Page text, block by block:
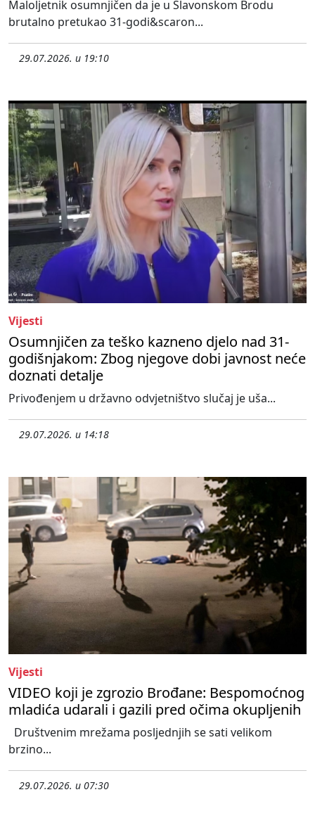
Maloljetnik osumnjičen da je u Slavonskom Brodu
brutalno pretukao 31-godi&scaron...
29.07.2026. u 19:10
Vijesti
Osumnjičen za teško kazneno djelo nad 31-
godišnjakom: Zbog njegove dobi javnost neće
doznati detalje
Privođenjem u državno odvjetništvo slučaj je uša...
29.07.2026. u 14:18
Vijesti
VIDEO koji je zgrozio Brođane: Bespomoćnog
mladića udarali i gazili pred očima okupljenih
Društvenim mrežama posljednjih se sati velikom
brzino...
29.07.2026. u 07:30